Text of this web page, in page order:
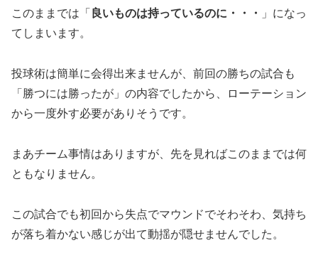
このままでは「 良いものは持っているのに・・・
」になっ
てしまいます。
投球術は簡単に会得出来ませんが、前回の勝ちの試合も
「勝つには勝ったが」の内容でしたから、ローテーション
から一度外す必要がありそうです。
まあチーム事情はありますが、先を見ればこのままでは何
ともなりません。
この試合でも初回から失点でマウンドでそわそわ、気持ち
が落ち着かない感じが出て動揺が隠せませんでした。